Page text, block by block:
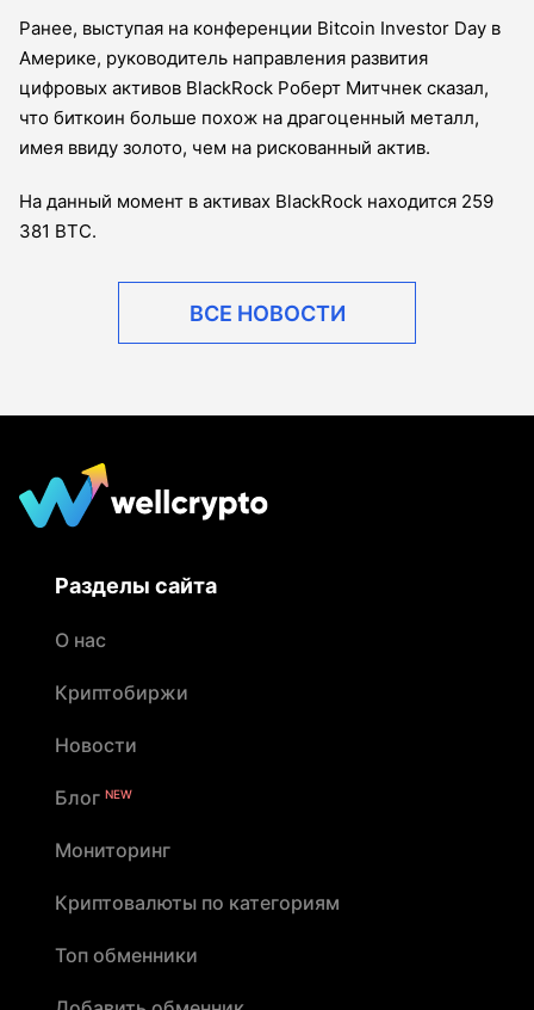
Ранее, выступая на конференции Bitcoin Investor Day в
Америке, руководитель направления развития
цифровых активов BlackRock Роберт Митчнек сказал,
что биткоин больше похож на драгоценный металл,
имея ввиду золото, чем на рискованный актив.
На данный момент в активах BlackRock находится 259
381 BTC.
ВСЕ НОВОСТИ
Разделы сайта
О нас
Криптобиржи
Новости
Блог NEW
Мониторинг
Криптовалюты по категориям
Топ обменники